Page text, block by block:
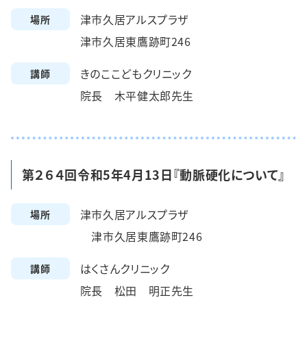
場所
津市久居アルスプラザ
津市久居東鷹跡町246
講師
きのここどもクリニック
院長 木平健太郎先生
第２６４回令和5年4月13日『動脈硬化について』
場所
津市久居アルスプラザ
津市久居東鷹跡町246
講師
はくさんクリニック
院長 松田 明正先生